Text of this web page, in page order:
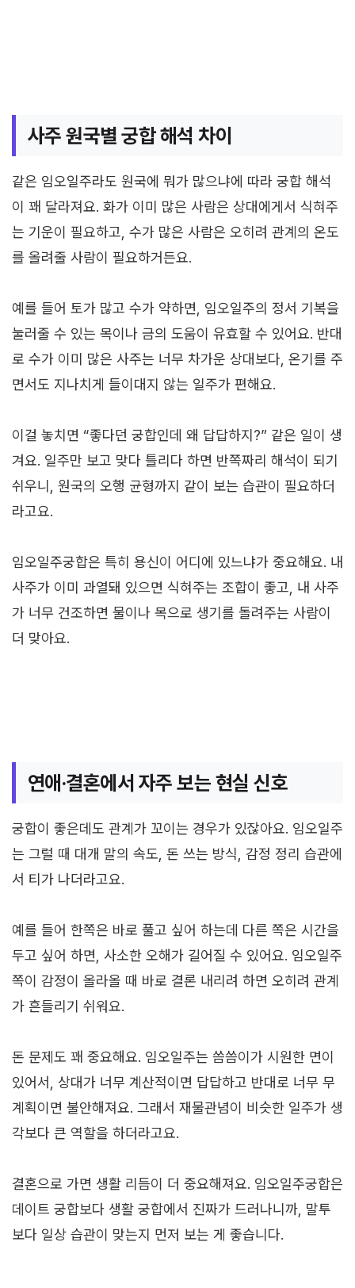
사주 원국별 궁합 해석 차이
같은 임오일주라도 원국에 뭐가 많으냐에 따라 궁합 해석
이 꽤 달라져요. 화가 이미 많은 사람은 상대에게서 식혀주
는 기운이 필요하고, 수가 많은 사람은 오히려 관계의 온도
를 올려줄 사람이 필요하거든요.
예를 들어 토가 많고 수가 약하면, 임오일주의 정서 기복을
눌러줄 수 있는 목이나 금의 도움이 유효할 수 있어요. 반대
로 수가 이미 많은 사주는 너무 차가운 상대보다, 온기를 주
면서도 지나치게 들이대지 않는 일주가 편해요.
이걸 놓치면 “좋다던 궁합인데 왜 답답하지?” 같은 일이 생
겨요. 일주만 보고 맞다 틀리다 하면 반쪽짜리 해석이 되기
쉬우니, 원국의 오행 균형까지 같이 보는 습관이 필요하더
라고요.
임오일주궁합은 특히 용신이 어디에 있느냐가 중요해요. 내
사주가 이미 과열돼 있으면 식혀주는 조합이 좋고, 내 사주
가 너무 건조하면 물이나 목으로 생기를 돌려주는 사람이
더 맞아요.
연애·결혼에서 자주 보는 현실 신호
궁합이 좋은데도 관계가 꼬이는 경우가 있잖아요. 임오일주
는 그럴 때 대개 말의 속도, 돈 쓰는 방식, 감정 정리 습관에
서 티가 나더라고요.
예를 들어 한쪽은 바로 풀고 싶어 하는데 다른 쪽은 시간을
두고 싶어 하면, 사소한 오해가 길어질 수 있어요. 임오일주
쪽이 감정이 올라올 때 바로 결론 내리려 하면 오히려 관계
가 흔들리기 쉬워요.
돈 문제도 꽤 중요해요. 임오일주는 씀씀이가 시원한 면이
있어서, 상대가 너무 계산적이면 답답하고 반대로 너무 무
계획이면 불안해져요. 그래서 재물관념이 비슷한 일주가 생
각보다 큰 역할을 하더라고요.
결혼으로 가면 생활 리듬이 더 중요해져요. 임오일주궁합은
데이트 궁합보다 생활 궁합에서 진짜가 드러나니까, 말투
보다 일상 습관이 맞는지 먼저 보는 게 좋습니다.